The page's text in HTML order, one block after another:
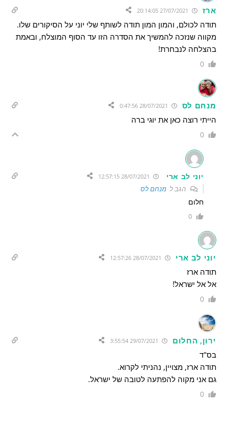
ארז
תודה לכולם, והמון המון תודה לשותף שלי יוני על הסיקורים שלו.
מקווה שנזכה להמשיך את הסדרה הזו עד הסוף המוצלח, ובאמת
בהצלחה לנבחרת!
0
מנחם לס
הייתי רוצה כאן את יוגי ברה
0
יוני לב ארי
הגב למנחם לס
חלום
0
יוני לב ארי
תודה ארז
אל אל ישראל!
0
ירון, החלום
בס"ד
תודה ארז, מצויין, נהניתי לקרוא.
גם אני מקוה להפתעה לטובה של ישראל.
0